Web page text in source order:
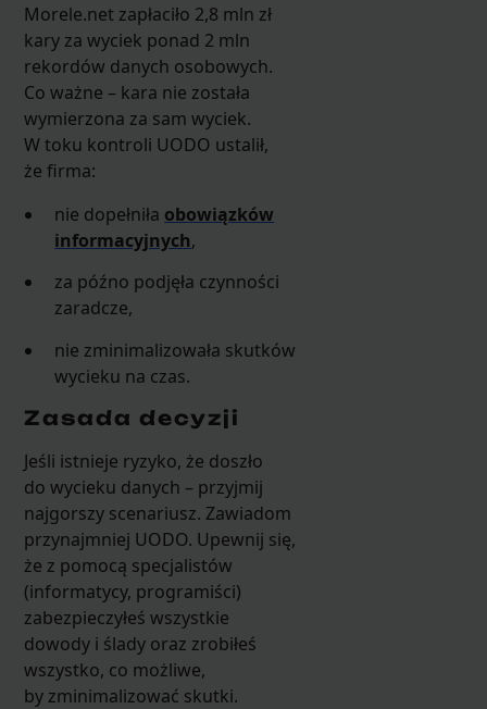
Morele.net zapłaciło 2,8 mln zł
kary za wyciek ponad 2 mln
rekordów danych osobowych.
Co ważne – kara nie została
wymierzona za sam wyciek.
W toku kontroli UODO ustalił,
że firma:
nie dopełniła obowiązków
informacyjnych,
za późno podjęła czynności
zaradcze,
nie zminimalizowała skutków
wycieku na czas.
Zasada decyzji
Jeśli istnieje ryzyko, że doszło
do wycieku danych – przyjmij
najgorszy scenariusz. Zawiadom
przynajmniej UODO. Upewnij się,
że z pomocą specjalistów
(informatycy, programiści)
zabezpieczyłeś wszystkie
dowody i ślady oraz zrobiłeś
wszystko, co możliwe,
by zminimalizować skutki.